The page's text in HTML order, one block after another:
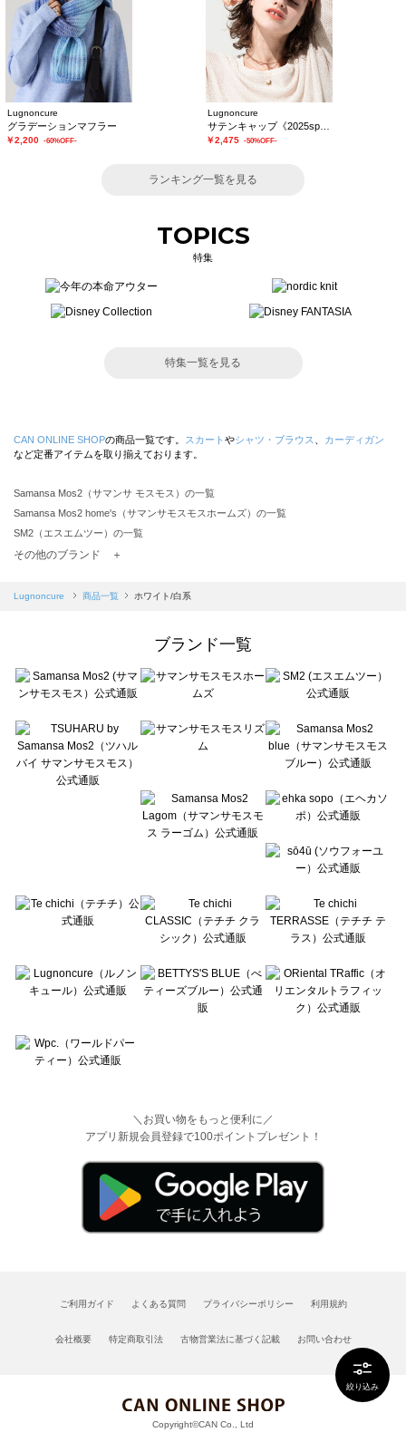
絞り込み
Lugnoncure
グラデーションマフラー
￥2,200 -60%OFF-
Lugnoncure
￥2,475 -50%OFF-
ランキング一覧を見る
TOPICS
特集
特集一覧を見る
CAN ONLINE SHOPの商品一覧です。 スカート やシャツ・ブラウス
カーディガン
など定番アイテムを取り揃えております。
Samansa Mos2（サマンサ モスモス）の一覧
Samansa Mos2 home's（サマンサモスモスホームズ）の一覧
SM2（エスエムツー）の一覧
TSUHARU by Samansa Mos2（ツハルバイサマンサモスモス）の一覧
Samansa Mos2 blue（サマンサモスモス ブルー）の一覧
Te chichi（テチチ）の一覧
Te chichi CLASSIC（テチチ クラシック）の一覧
Lugnoncure（ルノンキュール）の一覧
BETTY'S BLUE（べティーズブルー）の一覧
Wpc.（ワールドパーティー）の一覧
その他のブランド ＋
Lugnoncure 商品一覧 ホワイト/白系
ブランド一覧
＼お買い物をもっと便利に／
アプリ新規会員登録で100ポイントプレゼント！
ご利用ガイド よくある質問 プライバシーポリシー 利用規約
会社概要 特定商取引法 古物営業法に基づく記載 お問い合わせ
Copyright©CAN Co., Ltd